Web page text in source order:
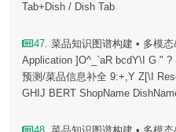
Tab+Dish / Dish Tab
47. 菜品知识图谱构建 • 多模
Application ]O^_`aR bcdY\I G "
预测/菜品信息补全 9:+,Y Z[\I
GHIJ BERT ShopName